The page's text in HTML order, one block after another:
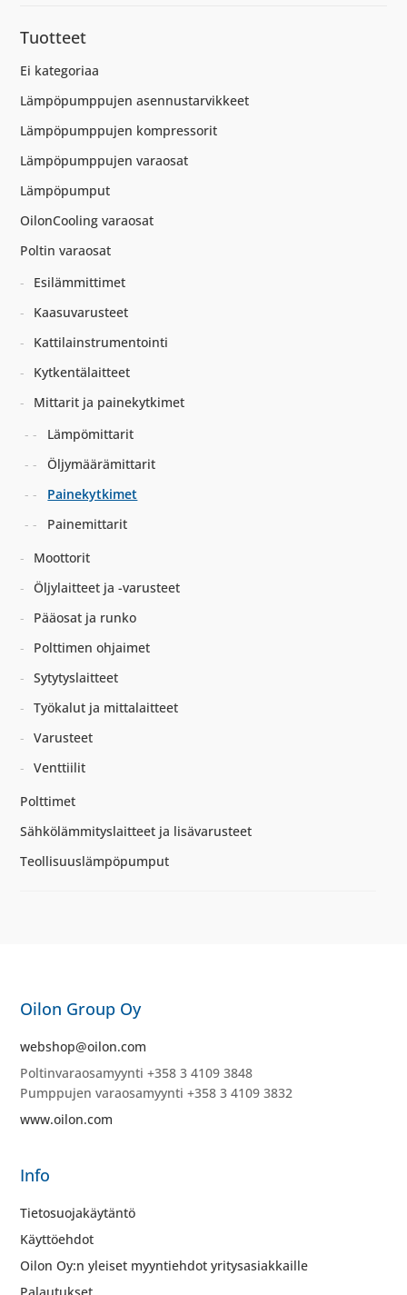
Tuotteet
Ei kategoriaa
Lämpöpumppujen asennustarvikkeet
Lämpöpumppujen kompressorit
Lämpöpumppujen varaosat
Lämpöpumput
OilonCooling varaosat
Poltin varaosat
Esilämmittimet
Kaasuvarusteet
Kattilainstrumentointi
Kytkentälaitteet
Mittarit ja painekytkimet
Lämpömittarit
Öljymäärämittarit
Painekytkimet
Painemittarit
Moottorit
Öljylaitteet ja -varusteet
Pääosat ja runko
Polttimen ohjaimet
Sytytyslaitteet
Työkalut ja mittalaitteet
Varusteet
Venttiilit
Polttimet
Sähkölämmityslaitteet ja lisävarusteet
Teollisuuslämpöpumput
Oilon Group Oy
webshop@oilon.com
Poltinvaraosamyynti +358 3 4109 3848
Pumppujen varaosamyynti +358 3 4109 3832
www.oilon.com
Info
Tietosuojakäytäntö
Käyttöehdot
Oilon Oy:n yleiset myyntiehdot yritysasiakkaille